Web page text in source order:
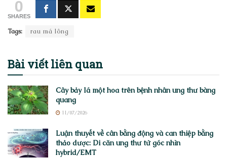
0
SHARES
Tags: rau má lông
Bài viếtliên quan
Cây bảy lá một hoa trên bệnh nhân ung thư bàng
quang
11/07/2026
Luận thuyết về cân bằng động và can thiệp bằng
thảo dược: Di căn ung thư từ góc nhìn
hybrid/EMT